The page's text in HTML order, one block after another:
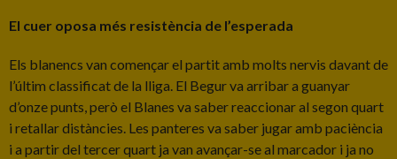
El cuer oposa més resistència de l’esperada
Els blanencs van començar el partit amb molts nervis davant de
l’últim classificat de la lliga. El Begur va arribar a guanyar
d’onze punts, però el Blanes va saber reaccionar al segon quart
i retallar distàncies. Les panteres va saber jugar amb paciència
i a partir del tercer quart ja van avançar-se al marcador i ja no